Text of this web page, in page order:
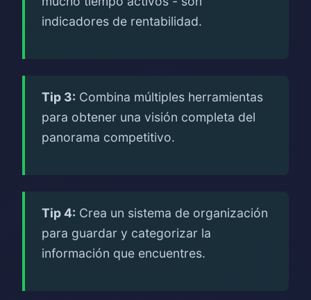
indicadores de rentabilidad.
Tip 3: Combina múltiples herramientas
para obtener una visión completa del
panorama competitivo.
Tip 4: Crea un sistema de organización
para guardar y categorizar la
información que encuentres.